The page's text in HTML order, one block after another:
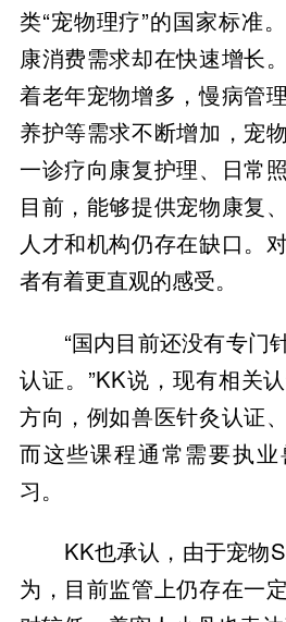
类“宠物理疗”的国家标准
康消费需求却在快速增长
着老年宠物增多，慢病管
养护等需求不断增加，宠
一诊疗向康复护理、日常
目前，能够提供宠物康复
人才和机构仍存在缺口。
者有着更直观的感受。
“国内目前还没有专门
认证。”KK说，现有相关
方向，例如兽医针灸认证
而这些课程通常需要执
习。
KK也承认，由于宠物
为，目前监管上仍存在一